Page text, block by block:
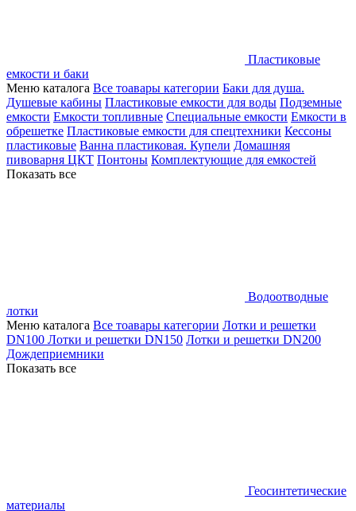
Пластиковые
емкости и баки
Меню каталога Все тоавары категории Баки для душа.
Душевые кабины Пластиковые емкости для воды Подземные
емкости Емкости топливные Специальные емкости Емкости в
обрешетке Пластиковые емкости для спецтехники Кессоны
пластиковые Ванна пластиковая. Купели Домашняя
пивоварня ЦКТ Понтоны Комплектующие для емкостей
Показать все
Водоотводные
лотки
Меню каталога Все тоавары категории Лотки и решетки
DN100 Лотки и решетки DN150 Лотки и решетки DN200
Дождеприемники
Показать все
Геосинтетические
материалы